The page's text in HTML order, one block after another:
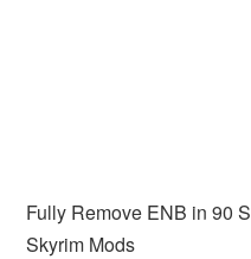
Fully Remove ENB in 90
Skyrim Mods